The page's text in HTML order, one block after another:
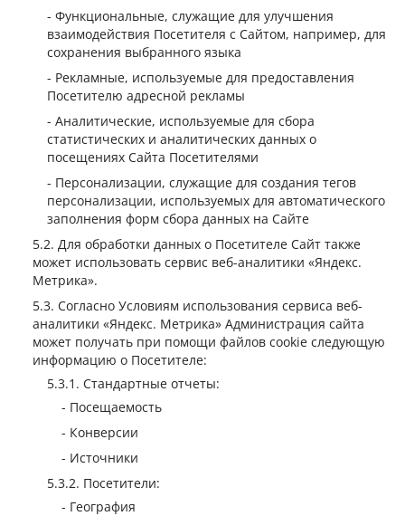
Функциональные, служащие для улучшения
взаимодействия Посетителя с Сайтом, например, для
сохранения выбранного языка
Рекламные, используемые для предоставления
Посетителю адресной рекламы
Аналитические, используемые для сбора
статистических и аналитических данных о
посещениях Сайта Посетителями
Персонализации, служащие для создания тегов
персонализации, используемых для автоматического
заполнения форм сбора данных на Сайте
Для обработки данных о Посетителе Сайт также
может использовать сервис веб-аналитики «Яндекс.
Метрика».
Согласно Условиям использования сервиса веб-
аналитики «Яндекс. Метрика» Администрация сайта
может получать при помощи файлов cookie следующую
информацию о Посетителе:
Стандартные отчеты:
Посещаемость
Конверсии
Источники
Посетители:
География